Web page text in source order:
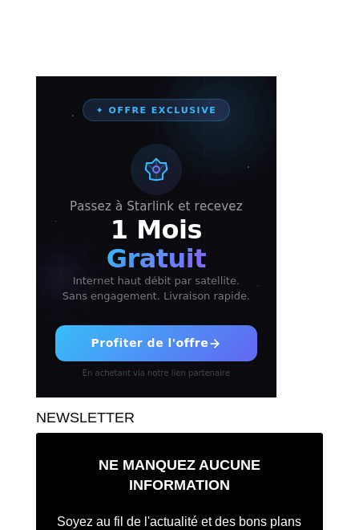
NEWSLETTER
NE MANQUEZ AUCUNE
INFORMATION
Soyez au fil de l'actualité et des bons plans